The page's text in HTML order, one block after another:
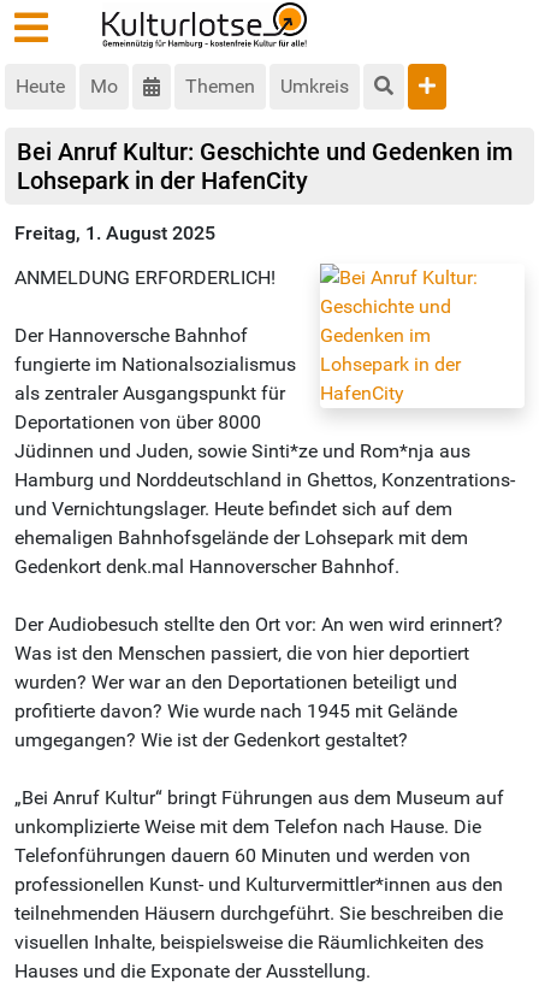
Heute Mo Themen Umkreis
Bei Anruf Kultur: Geschichte und Gedenken im
Lohsepark in der HafenCity
Freitag, 1. August 2025
ANMELDUNG ERFORDERLICH!
Der Hannoversche Bahnhof
fungierte im Nationalsozialismus
als zentraler Ausgangspunkt für
Deportationen von über 8000
Jüdinnen und Juden, sowie Sinti*ze und Rom*nja aus
Hamburg und Norddeutschland in Ghettos, Konzentrations-
und Vernichtungslager. Heute befindet sich auf dem
ehemaligen Bahnhofsgelände der Lohsepark mit dem
Gedenkort denk.mal Hannoverscher Bahnhof.
Der Audiobesuch stellte den Ort vor: An wen wird erinnert?
Was ist den Menschen passiert, die von hier deportiert
wurden? Wer war an den Deportationen beteiligt und
profitierte davon? Wie wurde nach 1945 mit Gelände
umgegangen? Wie ist der Gedenkort gestaltet?
„Bei Anruf Kultur“ bringt Führungen aus dem Museum auf
unkomplizierte Weise mit dem Telefon nach Hause. Die
Telefonführungen dauern 60 Minuten und werden von
professionellen Kunst- und Kulturvermittler*innen aus den
teilnehmenden Häusern durchgeführt. Sie beschreiben die
visuellen Inhalte, beispielsweise die Räumlichkeiten des
Hauses und die Exponate der Ausstellung.